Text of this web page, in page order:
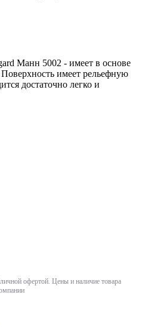
Манн 5002 - имеет в основе
имеет рельефную
достаточно легко и
офертой. Цены и наличие товара